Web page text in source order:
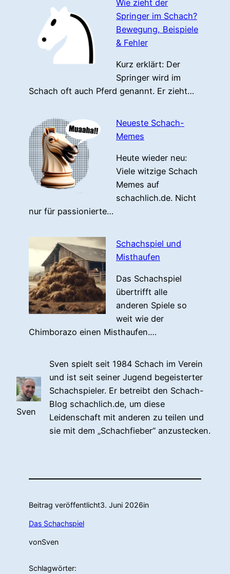
Wie zieht der
Springer im Schach?
Bewegung, Beispiele
& Fehler
Kurz erklärt: Der
Springer wird im
Schach oft auch Pferd genannt. Er zieht…
Neueste Schach-
Memes
Heute wieder neu:
Viele witzige Schach
Memes auf
schachlich.de. Nicht
nur für passionierte…
Schachspiel und
Misthaufen
Das Schachspiel
übertrifft alle
anderen Spiele so
weit wie der
Chimborazo einen Misthaufen.…
Sven
Sven spielt seit 1984 Schach im Verein
und ist seit seiner Jugend begeisterter
Schachspieler. Er betreibt den Schach-
Blog schachlich.de, um diese
Leidenschaft mit anderen zu teilen und
sie mit dem „Schachfieber“ anzustecken.
Beitrag veröffentlicht3. Juni 2026in
Das Schachspiel
vonSven
Schlagwörter: